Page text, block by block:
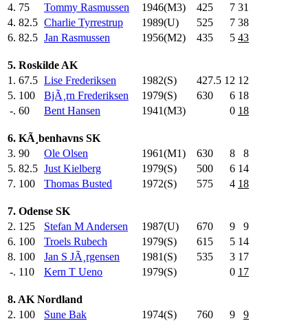
4. 75 Tommy Rasmussen 1946(M3) 425 7 31
4. 82.5 Charlie Tyrrestrup 1989(U) 525 7 38
6. 82.5 Jan Rasmussen 1956(M2) 435 5 43
5. Roskilde AK
1. 67.5 Lise Frederiksen 1982(S) 427.5 12 12
5. 100 BjÃ¸rn Frederiksen 1979(S) 630 6 18
-. 60 Bent Hansen 1941(M3) 0 18
6. KÃ¸benhavns SK
3. 90 Ole Olsen 1961(M1) 630 8
8
5. 82.5 Just Kielberg 1979(S) 500 6 14
7. 100 Thomas Busted 1972(S) 575 4 18
7. Odense SK
2. 125 Stefan M Andersen 1987(U) 670 9
9
6. 100 Troels Rubech 1979(S) 615 5 14
8. 100 Jan S JÃ¸rgensen 1981(S) 535 3 17
-. 110 Kern T Ueno 1979(S) 0 17
8. AK Nordland
2. 100 Sune Bak 1974(S) 760 9 9